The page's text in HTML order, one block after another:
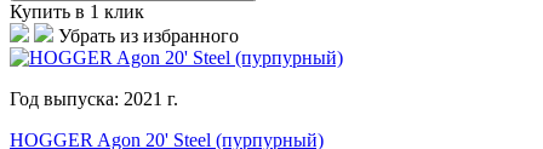
Купить в 1 клик
Убрать из избранного
Год выпуска: 2021 г.
HOGGER Agon 20' Steel (пурпурный)